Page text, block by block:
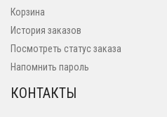
Корзина
История заказов
Посмотреть статус заказа
Напомнить пароль
КОНТАКТЫ